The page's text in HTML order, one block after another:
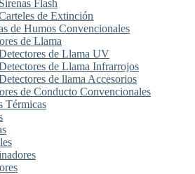
Sirenas Flash
de Extinción
de Humos Convencionales
de Llama
de Llama UV
de Llama Infrarrojos
de llama Accesorios
de Conducto Convencionales
Térmicas